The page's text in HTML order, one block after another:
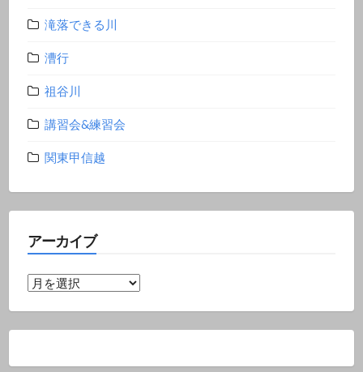
滝落できる川
漕行
祖谷川
講習会&練習会
関東甲信越
アーカイブ
ア
ブ